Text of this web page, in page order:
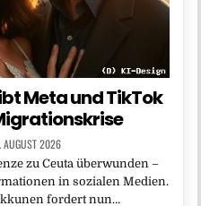
Meta und TikTok
AUGUST 2026
zu Ceuta überwunden –
in sozialen Medien.
fordert nun…